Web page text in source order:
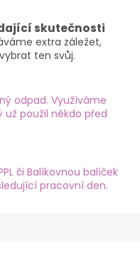
skutečnosti
extra záležet,
ten svůj.
odpad. Využíváme
použil někdo před
či Balíkovnou balíček
pracovní den.